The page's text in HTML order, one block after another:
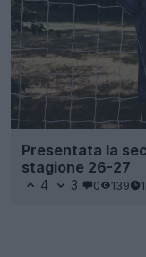
Presentata la
stagione 26-27
4 3 0 139